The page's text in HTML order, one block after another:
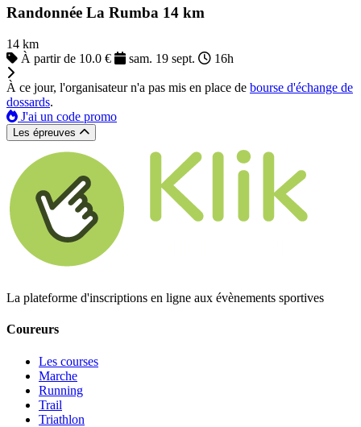
Randonnée La Rumba 14 km
14 km
À partir de 10.0 €
sam. 19 sept. 16h
À ce jour, l'organisateur n'a pas mis en place de bourse d'échange de
dossards.
J'ai un code promo
Les épreuves
La plateforme d'inscriptions en ligne aux évènements sportives
Coureurs
Les courses
Marche
Running
Trail
Triathlon